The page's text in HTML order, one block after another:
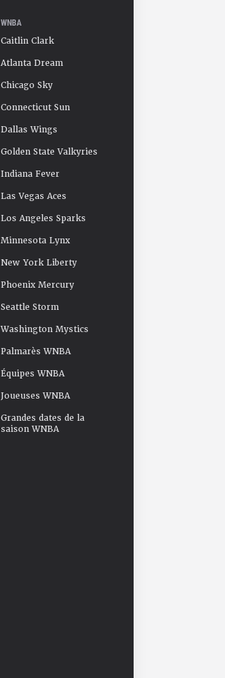
WNBA
Caitlin Clark
Atlanta Dream
Chicago Sky
Connecticut Sun
Dallas Wings
Golden State Valkyries
Indiana Fever
Las Vegas Aces
Los Angeles Sparks
Minnesota Lynx
New York Liberty
Phoenix Mercury
Seattle Storm
Washington Mystics
Palmarès WNBA
Équipes WNBA
Joueuses WNBA
Grandes dates de la
saison WNBA